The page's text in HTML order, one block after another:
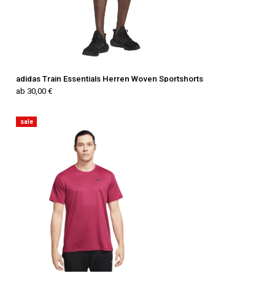
adidas Train Essentials Herren Woven Sportshorts
ab 30,00 €
sale